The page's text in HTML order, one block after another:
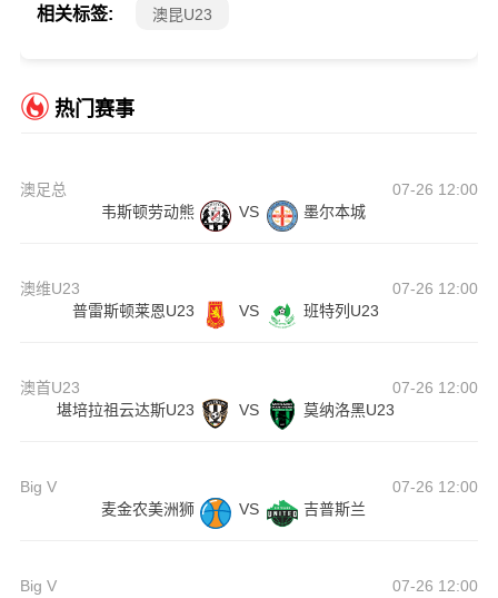
相关标签: 澳昆U23
热门赛事
澳足总
07-26 12:00
韦斯顿劳动熊
VS 墨尔本城
澳维U23
07-26 12:00
普雷斯顿莱恩U23
VS 班特列U23
澳首U23
07-26 12:00
堪培拉祖云达斯U23
VS 莫纳洛黑U23
Big V
07-26 12:00
麦金农美洲狮
VS 吉普斯兰
Big V
07-26 12:00